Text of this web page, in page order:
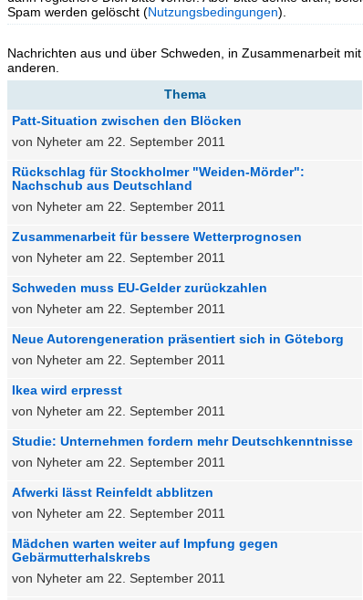
Spam werden gelöscht (Nutzungsbedingungen).
Nachrichten aus und über Schweden, in Zusammenarbeit
anderen.
Thema
Patt-Situation zwischen den Blöcken
von Nyheter am 22. September 2011
Rückschlag für Stockholmer "Weiden-Mörder":
Nachschub aus Deutschland
von Nyheter am 22. September 2011
Zusammenarbeit für bessere Wetterprognosen
von Nyheter am 22. September 2011
Schweden muss EU-Gelder zurückzahlen
von Nyheter am 22. September 2011
Neue Autorengeneration präsentiert sich in Göteborg
von Nyheter am 22. September 2011
Ikea wird erpresst
von Nyheter am 22. September 2011
Studie: Unternehmen fordern mehr Deutschkenntnisse
von Nyheter am 22. September 2011
Afwerki lässt Reinfeldt abblitzen
von Nyheter am 22. September 2011
Mädchen warten weiter auf Impfung gegen
Gebärmutterhalskrebs
von Nyheter am 22. September 2011